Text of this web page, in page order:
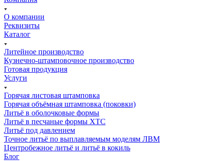
О компании
Реквизиты
Каталог
Литейное производство
Кузнечно-штамповочное производство
Готовая продукция
Услуги
Горячая листовая штамповка
Горячая объёмная штамповка (поковки)
Литьё в оболочковые формы
Литьё в песчаные формы ХТС
Литьё под давлением
Точное литьё по выплавляемым моделям ЛВМ
Центробежное литьё и литьё в кокиль
Блог